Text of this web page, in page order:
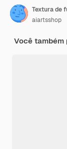
aiartsshop
Você